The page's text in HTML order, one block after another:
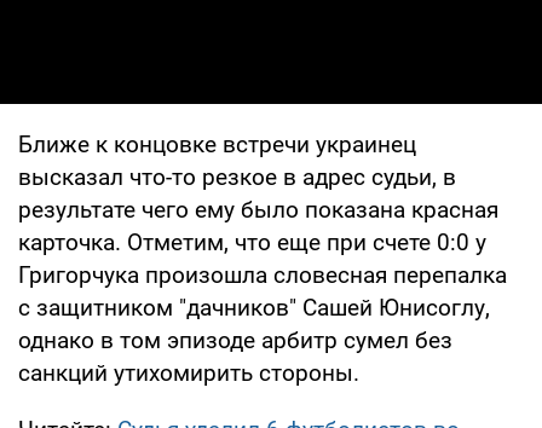
Ближе к концовке встречи украинец
высказал что-то резкое в адрес судьи, в
результате чего ему было показана красная
карточка. Отметим, что еще при счете 0:0 у
Григорчука произошла словесная перепалка
с защитником "дачников" Сашей Юнисоглу,
однако в том эпизоде арбитр сумел без
санкций утихомирить стороны.